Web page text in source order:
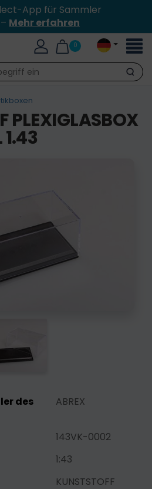
App für Sammler
Mehr erfahren
0
Suche
PLEXIGLASBOX
1.43
des
ABREX
143VK-0002
1:43
KUNSTSTOFF